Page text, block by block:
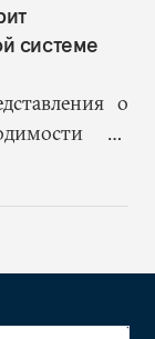
системе
о
не
то Ксения